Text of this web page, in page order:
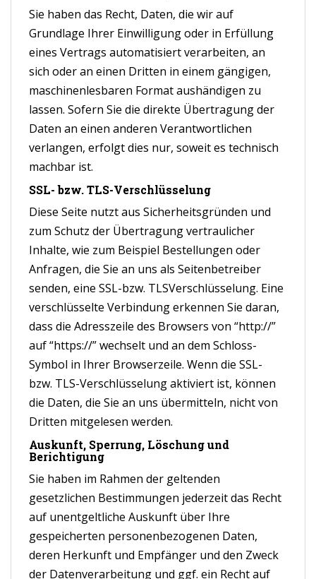
Sie haben das Recht, Daten, die wir auf
Grundlage Ihrer Einwilligung oder in Erfüllung
eines Vertrags automatisiert verarbeiten, an
sich oder an einen Dritten in einem gängigen,
maschinenlesbaren Format aushändigen zu
lassen. Sofern Sie die direkte Übertragung der
Daten an einen anderen Verantwortlichen
verlangen, erfolgt dies nur, soweit es technisch
machbar ist.
SSL- bzw. TLS-Verschlüsselung
Diese Seite nutzt aus Sicherheitsgründen und
zum Schutz der Übertragung vertraulicher
Inhalte, wie zum Beispiel Bestellungen oder
Anfragen, die Sie an uns als Seitenbetreiber
senden, eine SSL-bzw. TLSVerschlüsselung. Eine
verschlüsselte Verbindung erkennen Sie daran,
dass die Adresszeile des Browsers von “http://”
auf “https://” wechselt und an dem Schloss-
Symbol in Ihrer Browserzeile. Wenn die SSL-
bzw. TLS-Verschlüsselung aktiviert ist, können
die Daten, die Sie an uns übermitteln, nicht von
Dritten mitgelesen werden.
Auskunft, Sperrung, Löschung und
Berichtigung
Sie haben im Rahmen der geltenden
gesetzlichen Bestimmungen jederzeit das Recht
auf unentgeltliche Auskunft über Ihre
gespeicherten personenbezogenen Daten,
deren Herkunft und Empfänger und den Zweck
der Datenverarbeitung und ggf. ein Recht auf